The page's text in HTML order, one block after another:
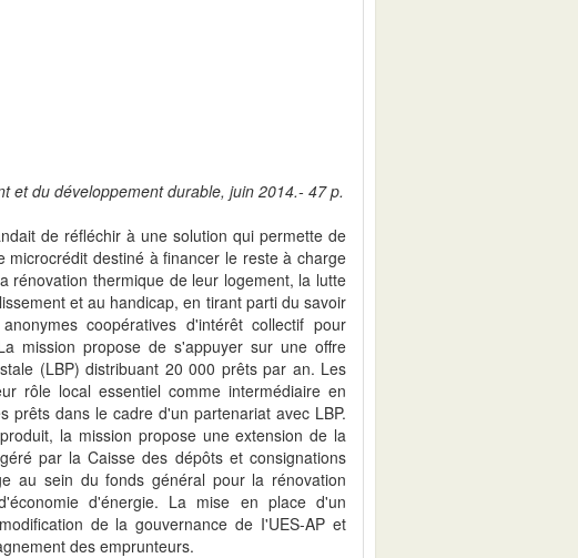
et du développement durable, juin 2014.- 47 p.
de réfléchir à une solution qui permette de
destiné à financer le reste à charge
rénovation thermique de leur logement, la lutte
et au handicap, en tirant parti du savoir
coopératives d'intérêt collectif pour
mission propose de s'appuyer sur une offre
(LBP) distribuant 20 000 prêts par an. Les
rôle local essentiel comme intermédiaire en
prêts dans le cadre d'un partenariat avec LBP.
la mission propose une extension de la
par la Caisse des dépôts et consignations
au sein du fonds général pour la rénovation
d'énergie. La mise en place d'un
de la gouvernance de I'UES-AP et
des emprunteurs.